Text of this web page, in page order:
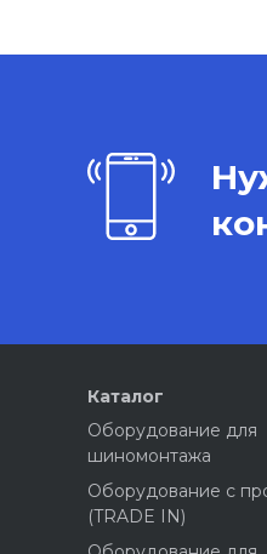
Каталог
Оборудование для
шиномонтажа
Оборудование с
(TRADE IN)